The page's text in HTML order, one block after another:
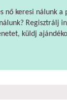
nő keresi nálunk
Regisztrálj
küldj